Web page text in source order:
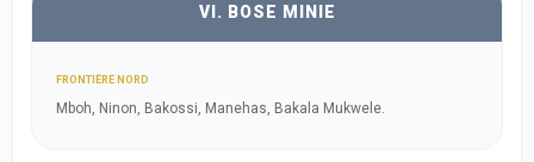
VI. BOSE MINIE
FRONTIÈRE NORD
Mboh, Ninon, Bakossi, Manehas, Bakala Mukwele.